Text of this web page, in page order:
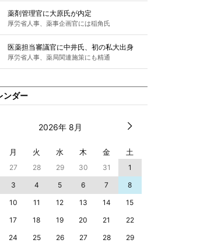
薬剤管理官に大原氏が内定
厚労省人事、薬事企画官には稲角氏
医薬担当審議官に中井氏、初の私大出身
厚労省人事、薬局関連施策にも精通
ンダー
2026年 8月
月 火 水 木 金 土
27 28 29 30 31
1
3 4 5 6 7
8
10 11 12 13 14
15
17 18 19 20 21
22
24 25 26 27 28
29